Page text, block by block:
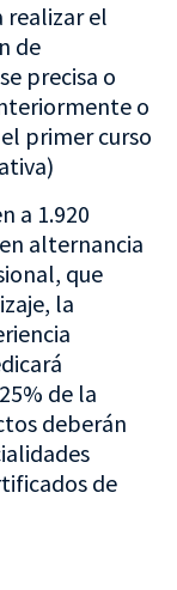
realizar el
de
precisa o
o
primer curso
a 1.920
alternancia
que
la
de la
deberán
de